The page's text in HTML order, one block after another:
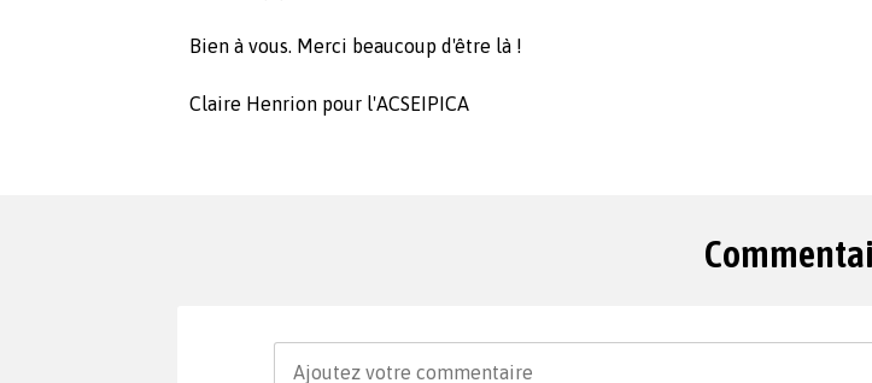
Bien à vous. Merci beaucoup d'être là !
Claire Henrion pour l'ACSEIPICA